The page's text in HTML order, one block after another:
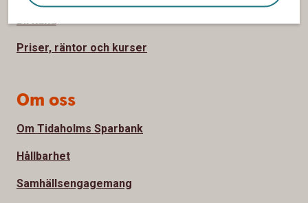
Priser, räntor och kurser
Om oss
Om Tidaholms Sparbank
Hållbarhet
Samhällsengagemang